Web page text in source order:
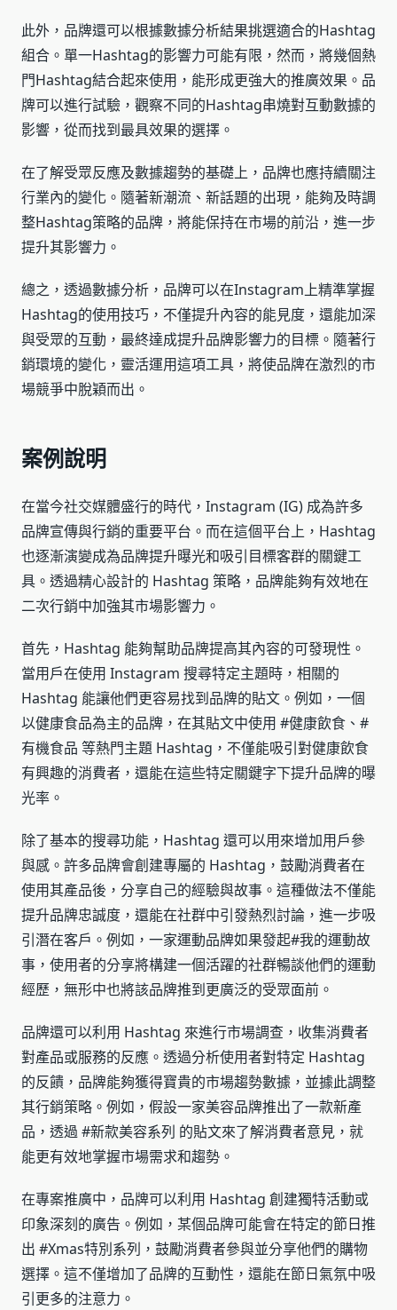
此外，品牌還可以根據數據分析結果挑選適合的Hashtag
組合。單一Hashtag的影響力可能有限，然而，將幾個熱
門Hashtag結合起來使用，能形成更強大的推廣效果。品
牌可以進行試驗，觀察不同的Hashtag串燒對互動數據的
影響，從而找到最具效果的選擇。
在了解受眾反應及數據趨勢的基礎上，品牌也應持續關注
行業內的變化。隨著新潮流、新話題的出現，能夠及時調
整Hashtag策略的品牌，將能保持在市場的前沿，進一步
提升其影響力。
總之，透過數據分析，品牌可以在Instagram上精準掌握
Hashtag的使用技巧，不僅提升內容的能見度，還能加深
與受眾的互動，最終達成提升品牌影響力的目標。隨著行
銷環境的變化，靈活運用這項工具，將使品牌在激烈的市
場競爭中脫穎而出。
案例說明
在當今社交媒體盛行的時代，Instagram (IG) 成為許多
品牌宣傳與行銷的重要平台。而在這個平台上，Hashtag
也逐漸演變成為品牌提升曝光和吸引目標客群的關鍵工
具。透過精心設計的 Hashtag 策略，品牌能夠有效地在
二次行銷中加強其市場影響力。
首先，Hashtag 能夠幫助品牌提高其內容的可發現性。
當用戶在使用 Instagram 搜尋特定主題時，相關的
Hashtag 能讓他們更容易找到品牌的貼文。例如，一個
以健康食品為主的品牌，在其貼文中使用 #健康飲食、#
有機食品 等熱門主題 Hashtag，不僅能吸引對健康飲食
有興趣的消費者，還能在這些特定關鍵字下提升品牌的曝
光率。
除了基本的搜尋功能，Hashtag 還可以用來增加用戶參
與感。許多品牌會創建專屬的 Hashtag，鼓勵消費者在
使用其產品後，分享自己的經驗與故事。這種做法不僅能
提升品牌忠誠度，還能在社群中引發熱烈討論，進一步吸
引潛在客戶。例如，一家運動品牌如果發起#我的運動故
事，使用者的分享將構建一個活躍的社群暢談他們的運動
經歷，無形中也將該品牌推到更廣泛的受眾面前。
品牌還可以利用 Hashtag 來進行市場調查，收集消費者
對產品或服務的反應。透過分析使用者對特定 Hashtag
的反饋，品牌能夠獲得寶貴的市場趨勢數據，並據此調整
其行銷策略。例如，假設一家美容品牌推出了一款新產
品，透過 #新款美容系列 的貼文來了解消費者意見，就
能更有效地掌握市場需求和趨勢。
在專案推廣中，品牌可以利用 Hashtag 創建獨特活動或
印象深刻的廣告。例如，某個品牌可能會在特定的節日推
出 #Xmas特別系列，鼓勵消費者參與並分享他們的購物
選擇。這不僅增加了品牌的互動性，還能在節日氣氛中吸
引更多的注意力。